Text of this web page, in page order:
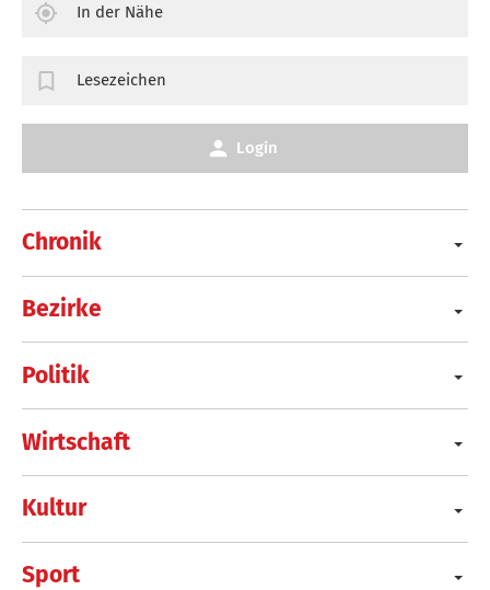
Chronik
Bezirke
Politik
Wirtschaft
Kultur
Sport
In der Nähe
Lesezeichen
Login